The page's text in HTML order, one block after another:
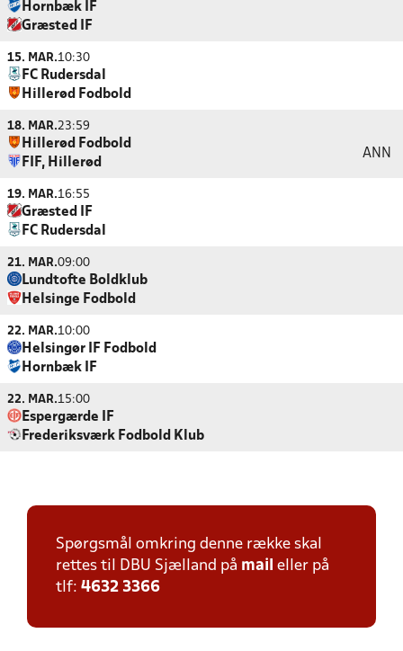
Hornbæk IF
Græsted IF
15. MAR.10:30
FC Rudersdal
Hillerød Fodbold
18. MAR.23:59
Hillerød Fodbold
FIF, Hillerød
ANN
19. MAR.16:55
Græsted IF
FC Rudersdal
21. MAR.09:00
Lundtofte Boldklub
Helsinge Fodbold
22. MAR.10:00
Helsingør IF Fodbold
Hornbæk IF
22. MAR.15:00
Espergærde IF
Frederiksværk Fodbold Klub
Spørgsmål omkring denne række skal
rettes til DBU Sjælland på mail eller på
tlf: 4632 3366